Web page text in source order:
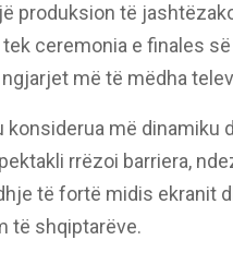
produksion të
ceremonia e finales
më të mëdha
konsiderua më dinamiku
rrëzoi barriera,
të fortë midis ekranit
të shqiptarëve.